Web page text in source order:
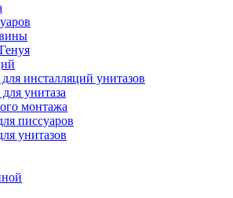
инсталляций унитазов
унитаза
монтажа
писсуаров
унитазов